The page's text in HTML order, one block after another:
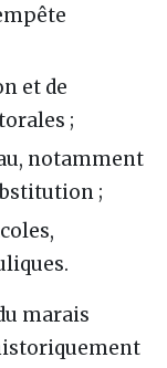
et de
;
notamment
;
marais